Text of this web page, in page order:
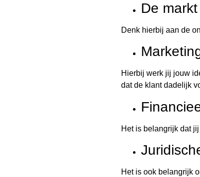
De markt
Denk hierbij aan de
Hierbij werk jij jouw
dat de klant dadelijk
Het is belangrijk dat
Het is ook belangrijk